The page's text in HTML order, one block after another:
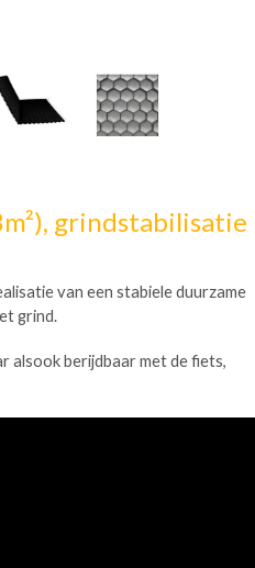
grindstabilisatie
van een stabiele duurzame
grind.
alsook berijdbaar met de fiets,